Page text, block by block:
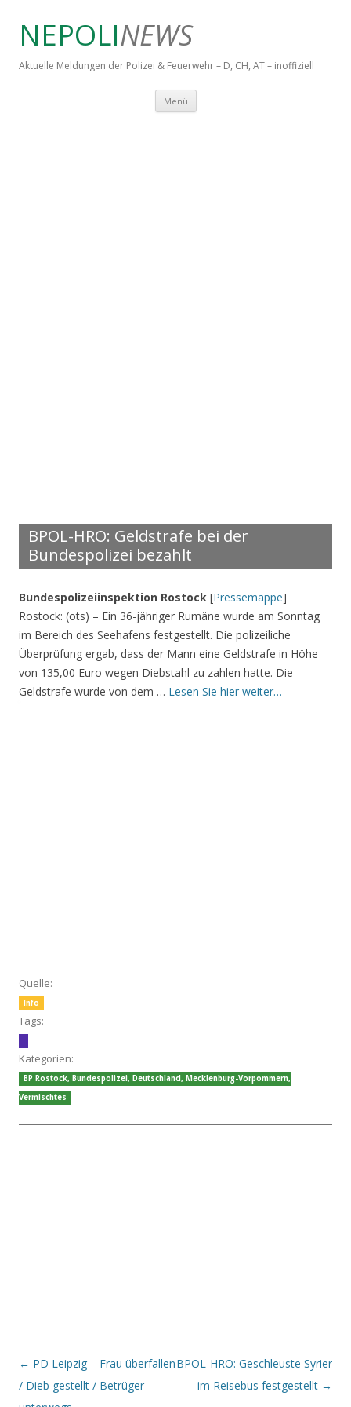
NEPOLINEWS
Aktuelle Meldungen der Polizei & Feuerwehr – D, CH, AT – inoffiziell
Menü Springe zum Inhalt
BPOL-HRO: Geldstrafe bei der
Bundespolizei bezahlt
Bundespolizeiinspektion Rostock [Pressemappe]
Rostock: (ots) – Ein 36-jähriger Rumäne wurde am Sonntag
im Bereich des Seehafens festgestellt. Die polizeiliche
Überprüfung ergab, dass der Mann eine Geldstrafe in Höhe
von 135,00 Euro wegen Diebstahl zu zahlen hatte. Die
Geldstrafe wurde von dem … Lesen Sie hier weiter…
Quelle:
Info
Tags:
Kategorien:
BP Rostock, Bundespolizei, Deutschland, Mecklenburg-Vorpommern,
Vermischtes
Beitrags-Navigation
← PD Leipzig – Frau überfallen
/ Dieb gestellt / Betrüger
BPOL-HRO: Geschleuste Syrier
im Reisebus festgestellt →